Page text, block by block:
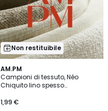
Non restituibile
AM.PM
Campioni di tessuto, Néo
Chiquito lino spesso
1,99 €